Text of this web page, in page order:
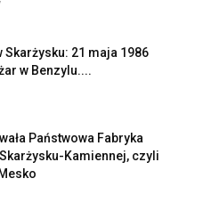
Skarżysku: 21 maja 1986
w Benzylu....
Państwowa Fabryka
Kamiennej, czyli